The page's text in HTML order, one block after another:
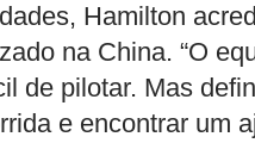
Hamilton
na China. “O
de pilotar. Mas
e encontrar um